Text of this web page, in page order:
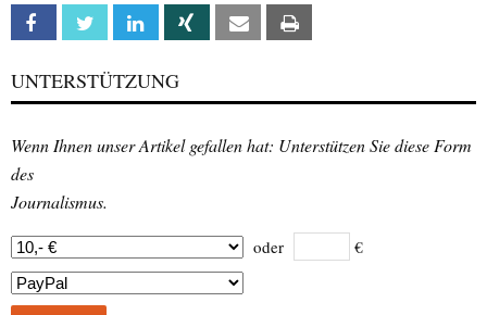
Facebook Twitter Linkedin Xing Email
UNTERSTÜTZUNG
Wenn Ihnen unser Artikel gefallen hat: Unterstützen Sie diese Form
des
Journalismus.
oder €